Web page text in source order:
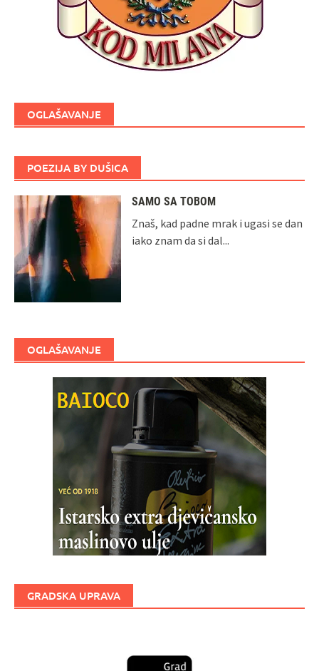
OGLAŠAVANJE
POEZIJA BY DUŠICA
SAMO SA TOBOM
Znaš, kad padne mrak i ugasi se dan
iako znam da si dal...
OGLAŠAVANJE
GRADSKA UPRAVA